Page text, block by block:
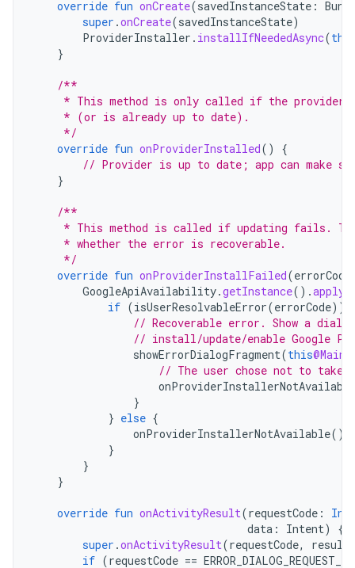
override fun onCreate(savedInstanceState :
super .onCreate(savedInstanceState)
ProviderInstaller . installIfNeededAsync(
}
/**
* This method is only called if the provider
     * (or is already up to date).
     */
override fun onProviderInstalled()
{
// Provider is up to date; app can make
}
/**
* This method is called if updating fails.
     * whether the error is recoverable.
     */
override fun onProviderInstallFailed(errorCode
GoogleApiAvailability.getInstance().apply
if (isUserResolvableError(errorCode))
// Recoverable error. Show a
// install/update/enable Google
showErrorDialogFragment(this
// The user chose not to take
onProviderInstallerNotAvailable
}
} else {
onProviderInstallerNotAvailable()
}
}
}
override fun onActivityResult(requestCode : Int
data : Intent)
{
super .onActivityResult(requestCode,
if (requestCode ==